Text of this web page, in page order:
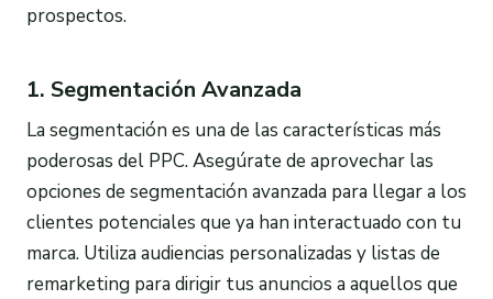
prospectos.
1. Segmentación Avanzada
La segmentación es una de las características más
poderosas del PPC. Asegúrate de aprovechar las
opciones de segmentación avanzada para llegar a los
clientes potenciales que ya han interactuado con tu
marca. Utiliza audiencias personalizadas y listas de
remarketing para dirigir tus anuncios a aquellos que